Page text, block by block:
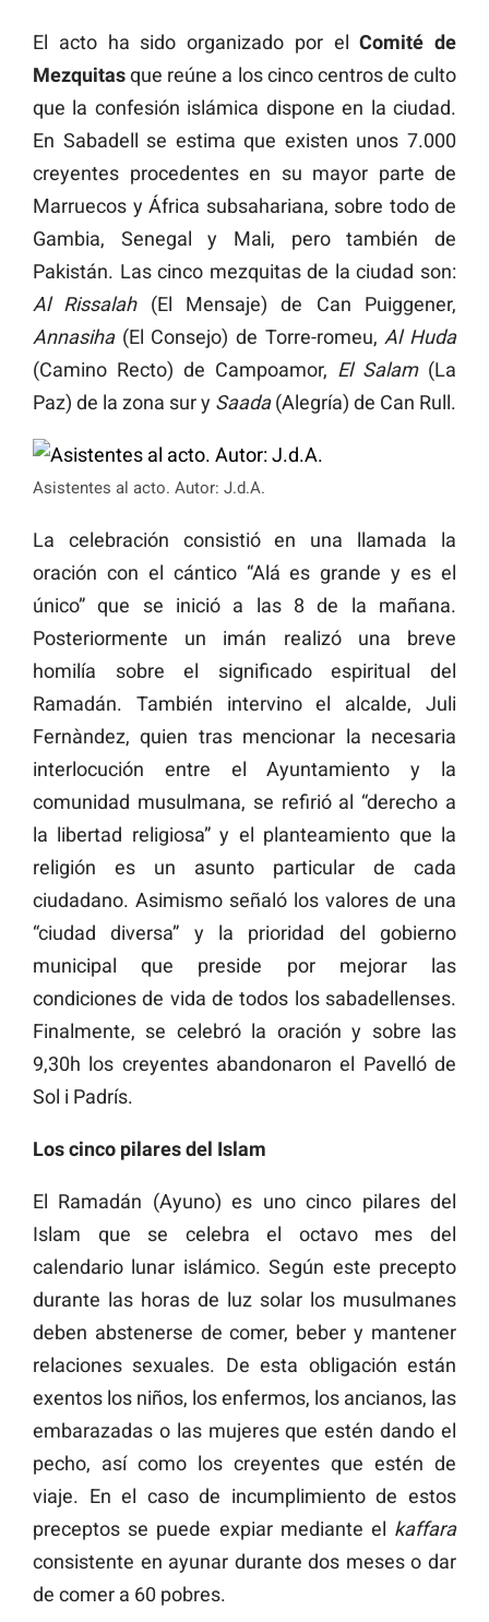
El acto ha sido organizado por elComité de
Mezquitasque reúne a los cinco centros de culto
que la confesión islámica dispone en la ciudad.
En Sabadell se estima que existen unos 7.000
creyentes procedentes en su mayor parte de
Marruecos y África subsahariana, sobre todo de
Gambia, Senegal y Mali, pero también de
Pakistán. Las cinco mezquitas de la ciudad son:
Al Rissalah(El Mensaje) de Can Puiggener,
Annasiha(El Consejo) de Torre-romeu, Al Huda
(Camino Recto) de Campoamor, El Salam(La
Paz) de la zona sur y Saada(Alegría) de Can Rull.
Asistentes al acto. Autor: J.d.A.
La celebración consistió en una llamada la
oración con el cántico “Alá es grande y es el
único” que se inició a las 8 de la mañana.
Posteriormente un imán realizó una breve
homilía sobre el significado espiritual del
Ramadán. También intervino el alcalde, Juli
Fernàndez, quien tras mencionar la necesaria
interlocución entre el Ayuntamiento y la
comunidad musulmana, se refirió al “derecho a
la libertad religiosa” y el planteamiento que la
religión es un asunto particular de cada
ciudadano. Asimismo señaló los valores de una
“ciudad diversa” y la prioridad del gobierno
municipal que preside por mejorar las
condiciones de vida de todos los sabadellenses.
Finalmente, se celebró la oración y sobre las
9,30h los creyentes abandonaron el Pavelló de
Sol i Padrís.
Los cinco pilares del Islam
El Ramadán (Ayuno) es uno cinco pilares del
Islam que se celebra el octavo mes del
calendario lunar islámico. Según este precepto
durante las horas de luz solar los musulmanes
deben abstenerse de comer, beber y mantener
relaciones sexuales. De esta obligación están
exentos los niños, los enfermos, los ancianos, las
embarazadas o las mujeres que estén dando el
pecho, así como los creyentes que estén de
viaje. En el caso de incumplimiento de estos
preceptos se puede expiar mediante el kaffara
consistente en ayunar durante dos meses o dar
de comer a 60 pobres.